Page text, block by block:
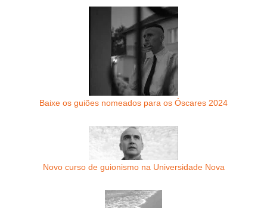
Baixe os guiões nomeados para os Óscares 2024
Novo curso de guionismo na Universidade Nova